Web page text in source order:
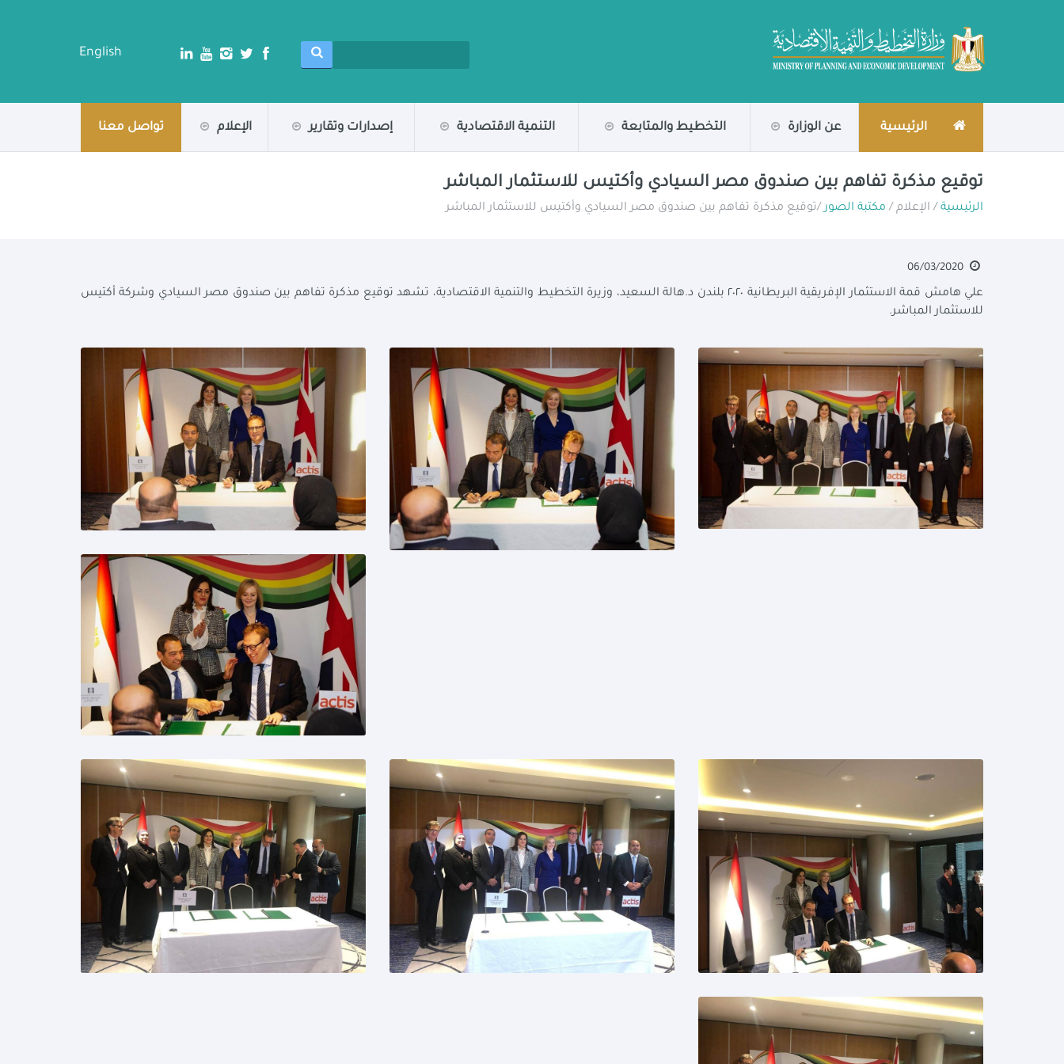
English
الرئيسية عن الوزارة التخطيط والمتابعة التنمية الاقتصادية إصدارات وتقارير الإعلام تواصل معنا
توقيع مذكرة تفاهم بين صندوق مصر السيادي وأكتيس للاستثمار المباشر
الرئيسية / الإعلام / مكتبة الصور/توقيع مذكرة تفاهم بين صندوق مصر السيادي وأكتيس للاستثمار المباشر
علي هامش قمة الاستثمار الإفريقية البريطانية ٢٠٢٠ بلندن د.هالة السعيد، وزيرة التخطيط والتنمية الاقتصادية، تشهد توقيع مذكرة تفاهم بين صندوق مصر السيادي وشركة أكتيس
للاستثمار المباشر.